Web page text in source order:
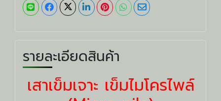
รายละเอียดสินค้า
เสาเข็มเจาะ เข็มไมโครไพล์